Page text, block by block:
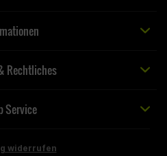
Rechtliches
Service
widerrufen